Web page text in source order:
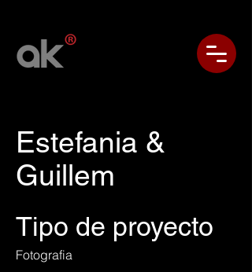
Estefania &
Guillem
Tipo de proyecto
Fotografia